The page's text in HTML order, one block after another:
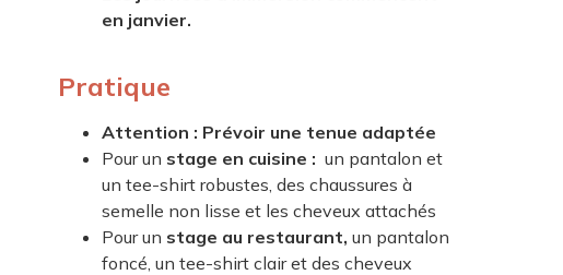
en janvier.
Pratique
Attention : Prévoir une tenue adaptée
Pour un stage en cuisine : un pantalon et
un tee-shirt robustes, des chaussures à
semelle non lisse et les cheveux attachés
Pour un stage au restaurant, un pantalon
foncé, un tee-shirt clair et des cheveux